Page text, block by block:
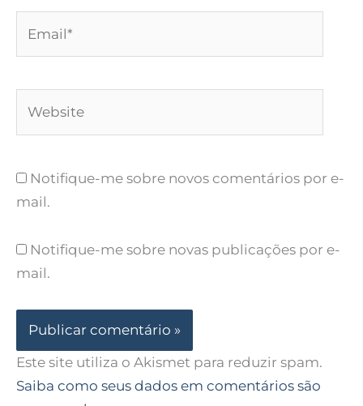
Notifique-me sobre novos comentários por e-
mail.
Notifique-me sobre novas publicações por e-
mail.
Este site utiliza o Akismet para reduzir spam.
Saiba como seus dados em comentários são